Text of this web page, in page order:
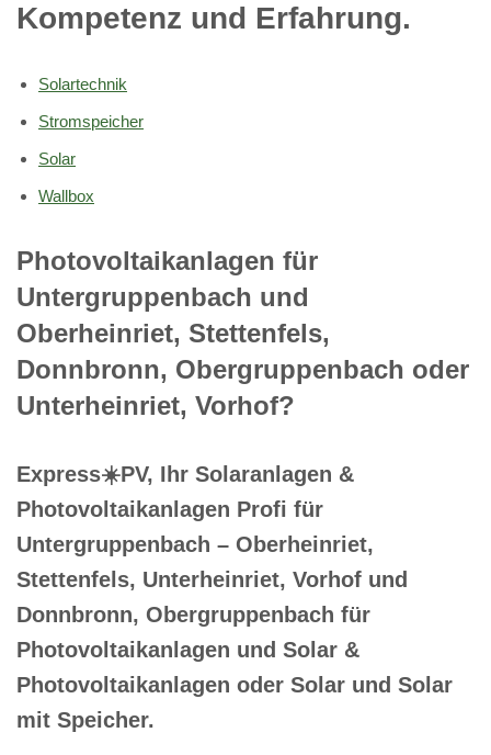
Kompetenz und Erfahrung.
Solartechnik
Stromspeicher
Solar
Wallbox
Photovoltaikanlagen für
Untergruppenbach und
Oberheinriet, Stettenfels,
Donnbronn, Obergruppenbach oder
Unterheinriet, Vorhof?
Express☀️PV️, Ihr Solaranlagen &
Photovoltaikanlagen Profi für
Untergruppenbach – Oberheinriet,
Stettenfels, Unterheinriet, Vorhof und
Donnbronn, Obergruppenbach für
Photovoltaikanlagen und Solar &
Photovoltaikanlagen oder Solar und Solar
mit Speicher.